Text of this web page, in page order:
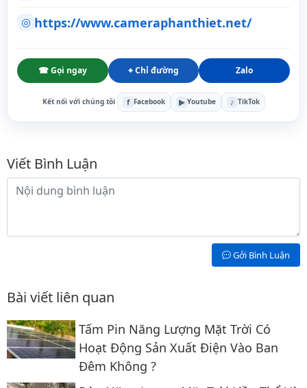
◎ https://www.cameraphanthiet.net/
☎ Gọi ngay ⌖ Chỉ đường Zalo
Kết nối với chúng tôi f Facebook ▶ Youtube ♪ TikTok
Bình luận
Viết Bình Luận
Nội dung bình luận
Gởi Bình Luận
Bài viết liên quan
Tấm Pin Năng Lượng Mặt Trời Có
Hoạt Động Sản Xuất Điện Vào Ban
Đêm Không ?